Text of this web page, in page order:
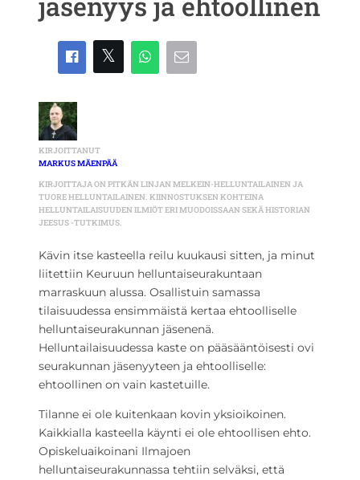
KIRJOITTANUT
MARKUS MÄENPÄÄ
KIRJOITTAJA ON PITKÄN LINJAN MELKEIN-HELLUNTAILAINEN JA
TUORE HELLUNTAILAINEN. KIINNOSTUKSEN KOHTEINA
HELLUNTAILAISUUDEN ILMIÖT ERI MUODOISSAAN SEKÄ HISTORIAN
JEESUS -TUTKIMUS.
Kävin itse kasteella reilu kuukausi sitten, ja minut
liitettiin Keuruun helluntaiseurakuntaan
marraskuun alussa. Osallistuin samassa
tilaisuudessa ensimmäistä kertaa ehtoolliselle
helluntaiseurakunnan jäsenenä.
Helluntailaisuudessa kaste on pääsääntöisesti ovi
seurakunnan jäsenyyteen ja ehtoolliselle:
ehtoollinen on vain kastetuille.
Tilanne ei ole kuitenkaan kovin yksioikoinen.
Kaikkialla kasteella käynti ei ole ehtoollisen ehto.
Opiskeluaikoinani Ilmajoen
helluntaiseurakunnassa tehtiin selväksi, että